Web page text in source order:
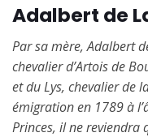
Adalbert de
Par sa mère, Adalbert
chevalier d’Artois de
et du Lys, chevalier de
émigration en 1789 à
Princes, il ne reviendra